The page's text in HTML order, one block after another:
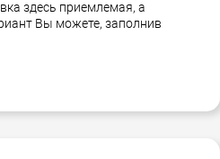
здесь приемлемая, а
Вы можете, заполнив